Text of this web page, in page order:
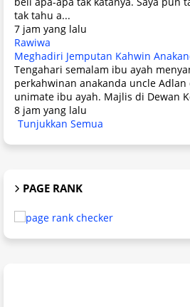
tak tahu a...
7 jam yang lalu
Rawiwa
Meghadiri Jemputan Kahwin
Tengahari semalam ibu ayah
perkahwinan anakanda uncle Adlan
unimate ibu ayah. Majlis di Dewan
8 jam yang lalu
Tunjukkan Semua
PAGE RANK